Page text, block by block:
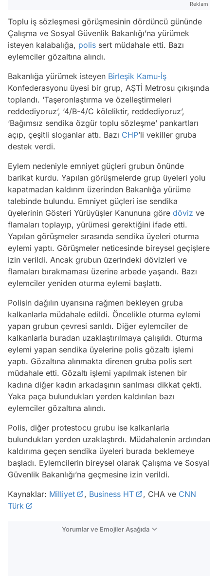
Reklam
Toplu iş sözleşmesi görüşmesinin dördüncü gününde
Çalışma ve Sosyal Güvenlik Bakanlığı’na yürümek
isteyen kalabalığa, polis sert müdahale etti. Bazı
eylemciler gözaltına alındı.
Bakanlığa yürümek isteyen Birleşik Kamu-İş
Konfederasyonu üyesi bir grup, AŞTİ Metrosu çıkışında
toplandı. ‘Taşeronlaştırma ve özelleştirmeleri
reddediyoruz’, ‘4/B-4/C köleliktir, reddediyoruz’,
‘Bağımsız sendika özgür toplu sözleşme’ pankartları
açıp, çeşitli sloganlar attı. Bazı CHP’li vekiller gruba
destek verdi.
Eylem nedeniyle emniyet güçleri grubun önünde
barikat kurdu. Yapılan görüşmelerde grup üyeleri yolu
kapatmadan kaldırım üzerinden Bakanlığa yürüme
talebinde bulundu. Emniyet güçleri ise sendika
üyelerinin Gösteri Yürüyüşler Kanununa göre döviz ve
flamaları toplayıp, yürümesi gerektiğini ifade etti.
Yapılan görüşmeler sırasında sendika üyeleri oturma
eylemi yaptı. Görüşmeler neticesinde bireysel geçişlere
izin verildi. Ancak grubun üzerindeki dövizleri ve
flamaları bırakmaması üzerine arbede yaşandı. Bazı
eylemciler yeniden oturma eylemi başlattı.
Polisin dağılın uyarısına rağmen bekleyen gruba
kalkanlarla müdahale edildi. Öncelikle oturma eylemi
yapan grubun çevresi sarıldı. Diğer eylemciler de
kalkanlarla buradan uzaklaştırılmaya çalışıldı. Oturma
eylemi yapan sendika üyelerine polis gözaltı işlemi
yaptı. Gözaltına alınmakta direnen gruba polis sert
müdahale etti. Gözaltı işlemi yapılmak istenen bir
kadına diğer kadın arkadaşının sarılması dikkat çekti.
Yaka paça bulundukları yerden kaldırılan bazı
eylemciler gözaltına alındı.
Polis, diğer protestocu grubu ise kalkanlarla
bulundukları yerden uzaklaştırdı. Müdahalenin ardından
kaldırıma geçen sendika üyeleri burada beklemeye
başladı. Eylemcilerin bireysel olarak Çalışma ve Sosyal
Güvenlik Bakanlığı’na geçmesine izin verildi.
Kaynaklar: Milliyet , Business HT , CHA ve CNN
Türk
Yorumlar ve Emojiler Aşağıda